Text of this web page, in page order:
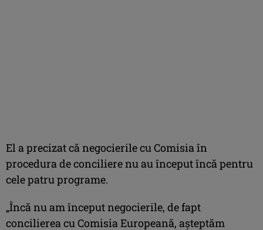
El a precizat că negocierile cu Comisia în
procedura de conciliere nu au început încă pentru
cele patru programe.
„Încă nu am început negocierile, de fapt
concilierea cu Comisia Europeană, aşteptăm